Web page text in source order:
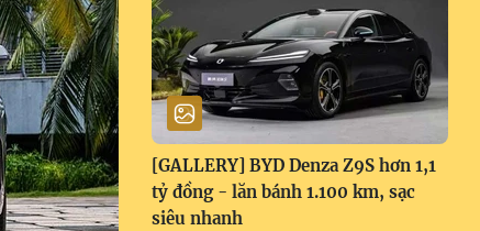
[GALLERY] BYD Denza Z9S hơn 1,1
tỷ đồng - lăn bánh 1.100 km, sạc
siêu nhanh